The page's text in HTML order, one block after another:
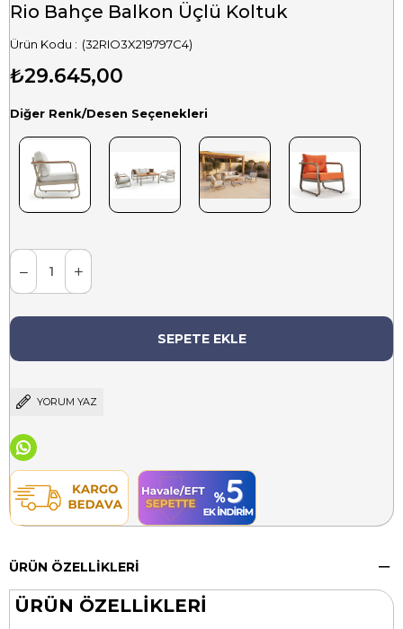
Rio Bahçe Balkon Üçlü Koltuk
(32RIO3X219797C4)
₺29.645,00
Diğer Renk/Desen Seçenekleri
YORUM YAZ
ÜRÜN ÖZELLIKLERI
ÜRÜN ÖZELLİKLERİ